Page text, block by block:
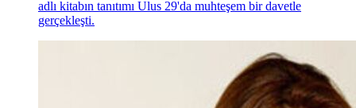
adlı kitabın tanıtımı Ulus 29'da muhteşem bir davetle
gerçekleşti.